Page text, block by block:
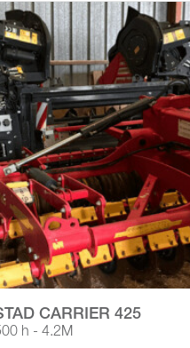
CARRIER 425
h - 4.2M